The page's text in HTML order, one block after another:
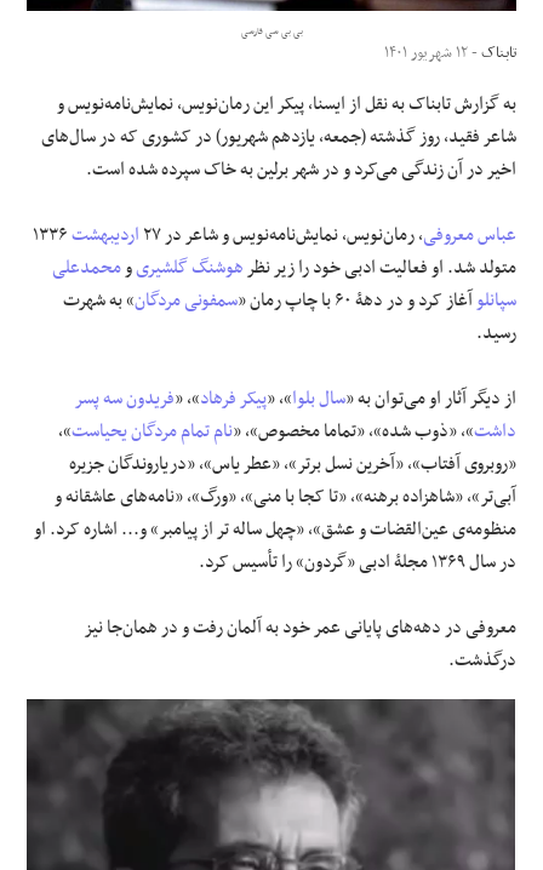
علوم و فن آوری
فرهنگی و هنری
مقالات
بی بی سی فارسی
تابناک- ۱۲ شهریور ۱۴۰۱
به گزارش تابناک به نقل از ایسنا، پیکر این رمان‌نویس، نمایش‌نامه‌نویس و
شاعر فقید، روز گذشته (جمعه، یازدهم شهریور) در کشوری که در سال‌های
اخیر در آن زندگی می‌کرد و در شهر برلین به خاک سپرده شده است.
عباس معروفی، رمان‌نویس، نمایش‌نامه‌نویس و شاعر در ۲۷ اردیبهشت۱۳۳۶
متولد شد. او فعالیت ادبی خود را زیر نظرهوشنگ گلشیریومحمدعلی
سپانلوآغاز کرد و در دهۀ ۶۰ با چاپ رمان « سمفونی مردگان» به شهرت
رسید.
از دیگر آثار او می‌توان به «سال بلوا»، «پیکر فرهاد»، «فریدون سه پسر
داشت»، «ذوب شده»، «تماما مخصوص»، «نام تمام مردگان یحیاست»،
«روبروی آفتاب»، «آخرین نسل برتر»، «عطر یاس»، «دریاروندگان جزیره
آبی‌تر»، «شاهزاده برهنه»، «تا کجا با منی»، «ورگ»، «نامه‌های عاشقانه و
منظومه‌ی عین‌القضات و عشق»، «چهل ساله تر از پیامبر» و... اشاره کرد. او
در سال ۱۳۶۹ مجلۀ ادبی «گردون» را تأسیس کرد.
معروفی در دهه‌های پایانی عمر خود به آلمان رفت و در همان‌جا نیز
درگذشت.